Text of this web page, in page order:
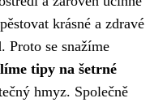
krásné a zdravé
se snažíme
tipy na šetrné
hmyz. Společně